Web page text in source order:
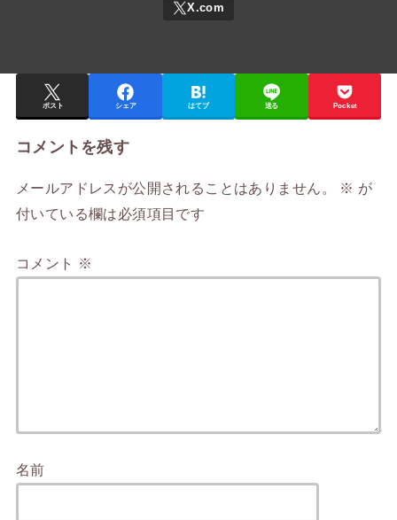
ポスト シェア はてブ 送る Pocket
コメントを残す
メールアドレスが公開されることはありません。 ※ が
付いている欄は必須項目です
コメント ※
名前